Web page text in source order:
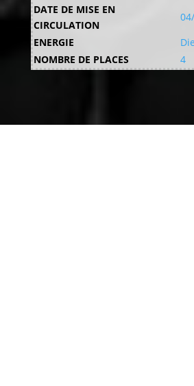
DATE DE MISE EN
CIRCULATION
ENERGIE
NOMBRE DE PLACES
4